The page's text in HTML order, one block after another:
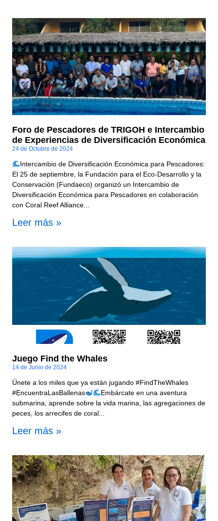
Foro de Pescadores de TRIGOH e Intercambio
de Experiencias de Diversificación Económica
24 de Octubre de 2024
Intercambio de Diversificación Económica para Pescadores:
El 25 de septiembre, la Fundación para el Eco-Desarrollo y la
Conservación (Fundaeco) organizó un Intercambio de
Diversificación Económica para Pescadores en colaboración
con Coral Reef Alliance...
Leer más »
Juego Find the Whales
14 de Junio de 2024
Únete a los miles que ya están jugando #FindTheWhales
#EncuentraLasBallenas
Embárcate en una aventura
submarina, aprende sobre la vida marina, las agregaciones de
peces, los arrecifes de coral...
Leer más »